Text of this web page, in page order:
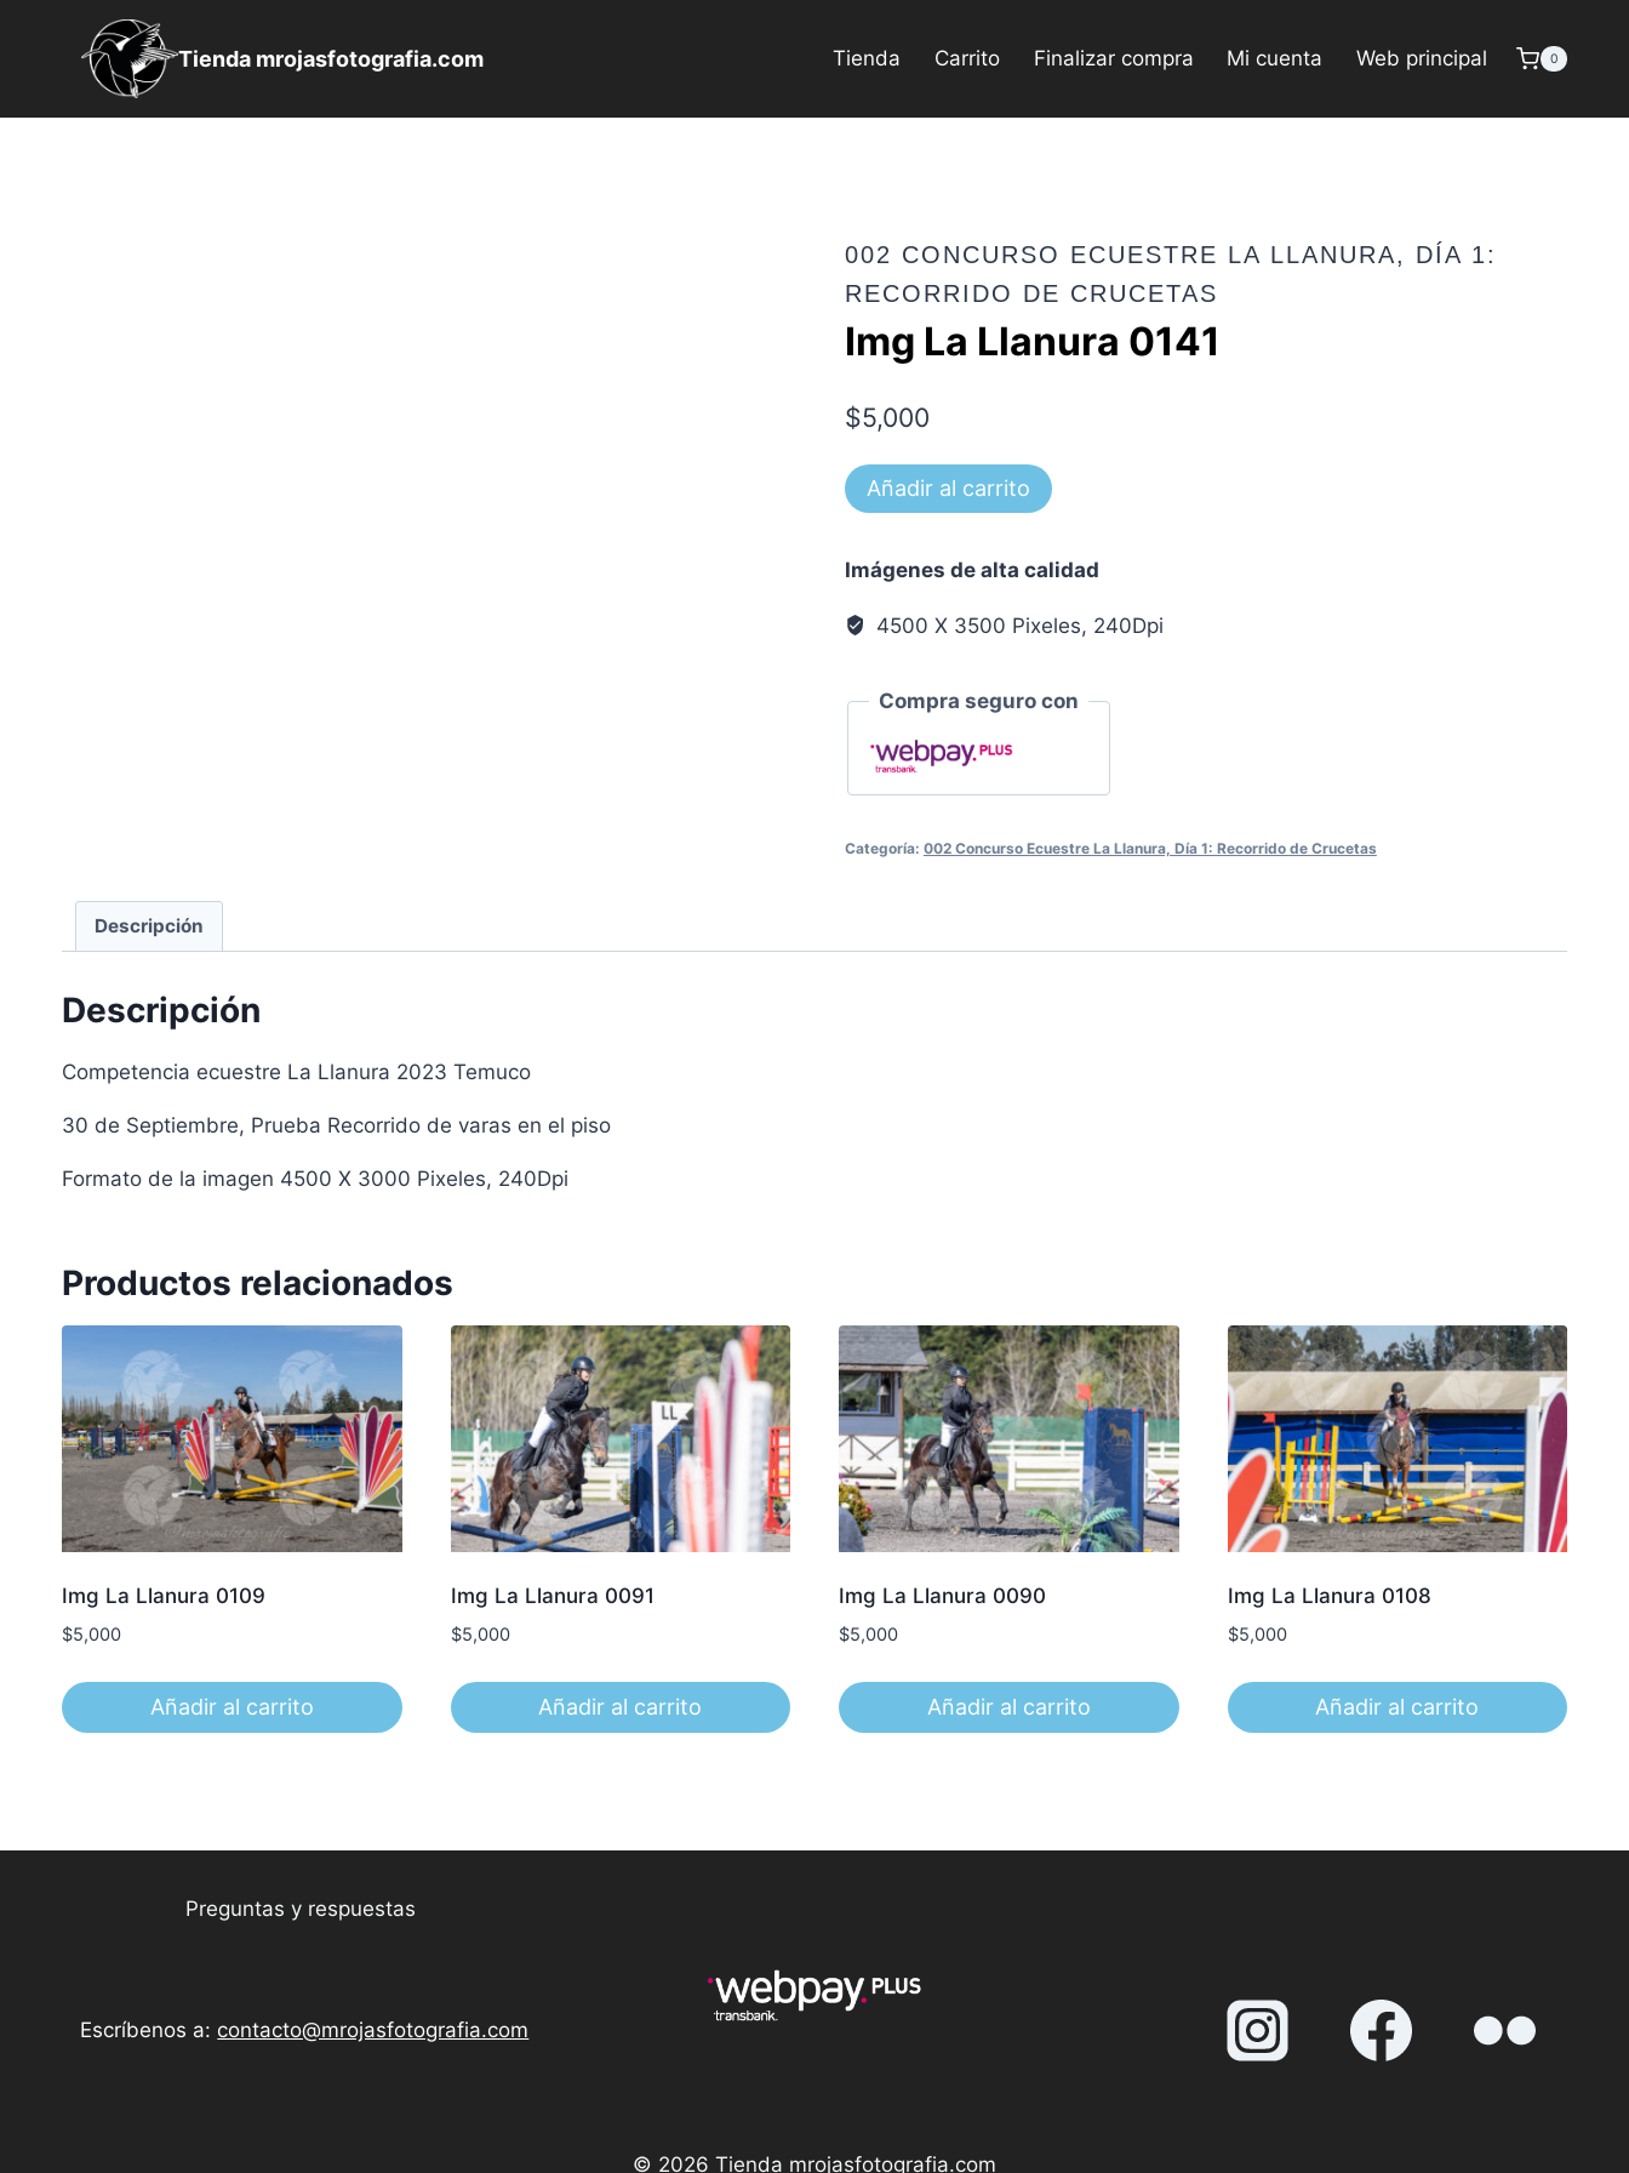
contenido
Tienda mrojasfotografia.com Tienda Carrito Finalizar compra Mi cuenta Web principal 0
002 CONCURSO ECUESTRE LA LLANURA, DÍA 1:
RECORRIDO DE CRUCETAS
Img La Llanura 0141
$5,000
Img
La
0141
cantidad
Añadir al carrito
Imágenes de alta calidad
4500 X 3500 Pixeles, 240Dpi
Compra seguro con
Categoría: 002 Concurso Ecuestre La Llanura, Día 1: Recorrido de Crucetas
Descripción
Descripción
Competencia ecuestre La Llanura 2023 Temuco
30 de Septiembre, Prueba Recorrido de varas en el piso
Formato de la imagen 4500 X 3000 Pixeles, 240Dpi
Productos relacionados
Img La Llanura 0109
$5,000
Añadir al carrito
Img La Llanura 0091
$5,000
Añadir al carrito
Img La Llanura 0090
$5,000
Añadir al carrito
Img La Llanura 0108
$5,000
Añadir al carrito
Preguntas y respuestas
Escríbenos a: contacto@mrojasfotografia.com
© 2026 Tienda mrojasfotografia.com